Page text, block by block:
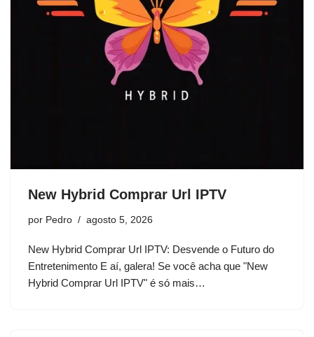
New Hybrid Comprar Url IPTV
por Pedro agosto 5, 2026
New Hybrid Comprar Url IPTV: Desvende o Futuro do
Entretenimento E aí, galera! Se você acha que "New
Hybrid Comprar Url IPTV" é só mais…